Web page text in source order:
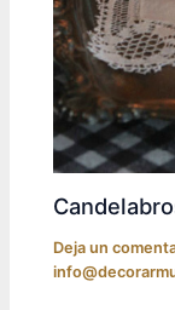
Deja un